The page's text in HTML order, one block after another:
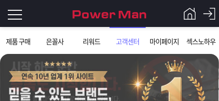
제품 구매 은꼴사 리워드 고객센터 마이페이지 섹스노하우
그
인
이
로